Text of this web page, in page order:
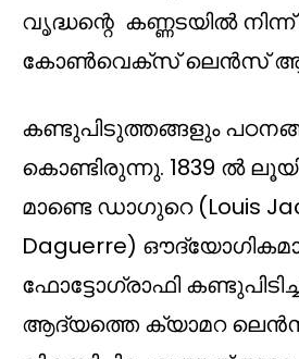
വൃദ്ധന്റെ കണ്ണടയിൽ
കോൺവെക്സ് ലെൻസ്
കണ്ടുപിടുത്തങ്ങളും
കൊണ്ടിരുന്നു. 1839 ൽ
മാണ്ടെ ഡാഗുറെ (Louis
Daguerre)
ഫോട്ടോഗ്രാഫി
ആദ്യത്തെ ക്യാമറ